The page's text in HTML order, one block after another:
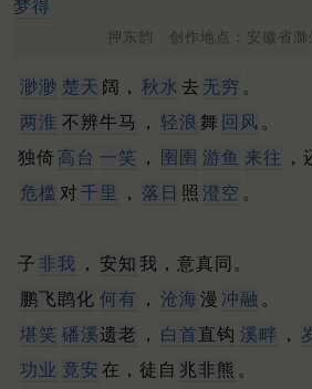
梦得
押东韵 创作地点：安徽省滁
渺渺 楚天 阔， 秋水 去 无穷 。
两淮 不辨牛马 ， 轻浪 舞 回风 。
独倚 高台 一笑 ， 圉圉 游鱼 来往 ，
危槛 对 千里 ， 落日 照 澄空 。
子 非我 ， 安知 我，意真同。
鹏飞鹍化 何有 ， 沧海 漫 冲融 。
堪笑 磻溪遗老 ， 白首直钩 溪畔 ，
功业 竟安 在，徒自 兆非熊 。